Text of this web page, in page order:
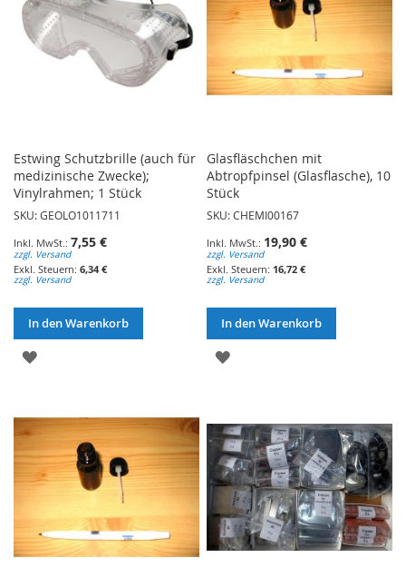
Estwing Schutzbrille (auch für
medizinische Zwecke);
Vinylrahmen; 1 Stück
SKU: GEOLO1011711
7,55 €
zzgl. Versand
6,34 €
zzgl. Versand
In den Warenkorb
ZUR
HINZUFÜGEN
Glasfläschchen mit
Abtropfpinsel (Glasflasche), 10
Stück
SKU: CHEMI00167
19,90 €
zzgl. Versand
16,72 €
zzgl. Versand
In den Warenkorb
ZUR